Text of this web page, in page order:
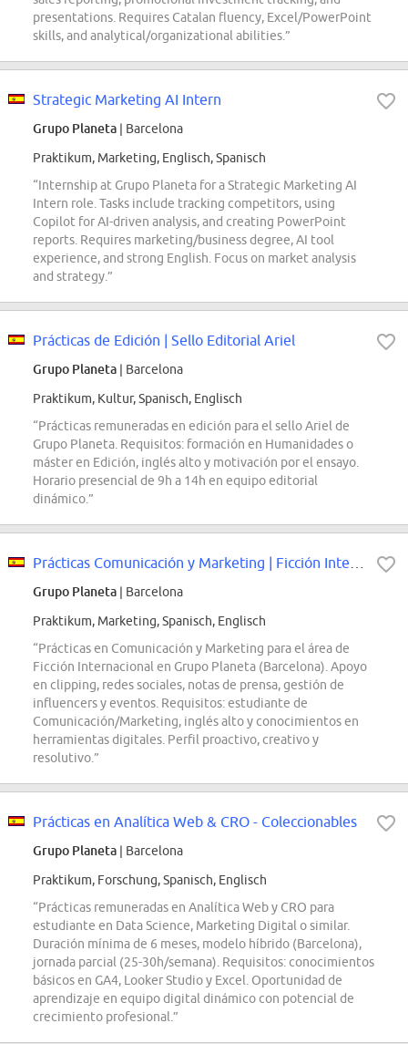
presentations. Requires Catalan fluency, Excel/PowerPoint
skills, and analytical/organizational abilities.”
Strategic Marketing AI Intern
Grupo Planeta | Barcelona
Praktikum, Marketing, Englisch, Spanisch
“Internship at Grupo Planeta for a Strategic Marketing AI
Intern role. Tasks include tracking competitors, using
Copilot for AI-driven analysis, and creating PowerPoint
reports. Requires marketing/business degree, AI tool
experience, and strong English. Focus on market analysis
and strategy.”
Prácticas de Edición | Sello Editorial Ariel
Grupo Planeta | Barcelona
Praktikum, Kultur, Spanisch, Englisch
“Prácticas remuneradas en edición para el sello Ariel de
Grupo Planeta. Requisitos: formación en Humanidades o
máster en Edición, inglés alto y motivación por el ensayo.
Horario presencial de 9h a 14h en equipo editorial
dinámico.”
Grupo Planeta | Barcelona
Praktikum, Marketing, Spanisch, Englisch
“Prácticas en Comunicación y Marketing para el área de
Ficción Internacional en Grupo Planeta (Barcelona). Apoyo
en clipping, redes sociales, notas de prensa, gestión de
influencers y eventos. Requisitos: estudiante de
Comunicación/Marketing, inglés alto y conocimientos en
herramientas digitales. Perfil proactivo, creativo y
resolutivo.”
Prácticas en Analítica Web & CRO - Coleccionables
Grupo Planeta | Barcelona
Praktikum, Forschung, Spanisch, Englisch
“Prácticas remuneradas en Analítica Web y CRO para
estudiante en Data Science, Marketing Digital o similar.
Duración mínima de 6 meses, modelo híbrido (Barcelona),
jornada parcial (25-30h/semana). Requisitos: conocimientos
básicos en GA4, Looker Studio y Excel. Oportunidad de
aprendizaje en equipo digital dinámico con potencial de
crecimiento profesional.”